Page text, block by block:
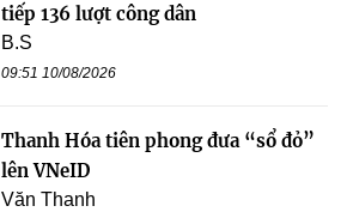
tiếp 136 lượt công dân
B.S
09:51 10/08/2026
Thanh Hóa tiên phong đưa “sổ đỏ”
lên VNeID
Văn Thanh